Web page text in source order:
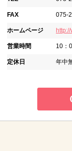
FAX 075-
ホームページ
営業時間 10：
定休日 年中